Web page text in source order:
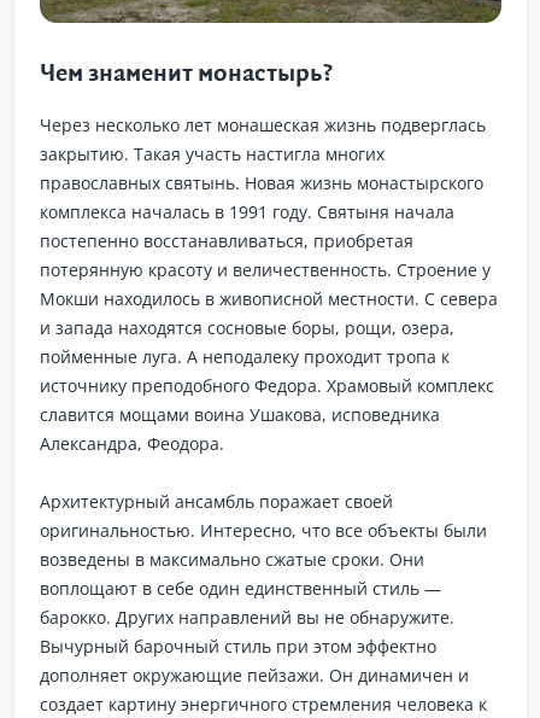
Чем знаменит монастырь?
Через несколько лет монашеская жизнь подверглась
закрытию. Такая участь настигла многих
православных святынь. Новая жизнь монастырского
комплекса началась в 1991 году. Святыня начала
постепенно восстанавливаться, приобретая
потерянную красоту и величественность. Строение у
Мокши находилось в живописной местности. С севера
и запада находятся сосновые боры, рощи, озера,
пойменные луга. А неподалеку проходит тропа к
источнику преподобного Федора. Храмовый комплекс
славится мощами воина Ушакова, исповедника
Александра, Феодора.
Архитектурный ансамбль поражает своей
оригинальностью. Интересно, что все объекты были
возведены в максимально сжатые сроки. Они
воплощают в себе один единственный стиль —
барокко. Других направлений вы не обнаружите.
Вычурный барочный стиль при этом эффектно
дополняет окружающие пейзажи. Он динамичен и
создает картину энергичного стремления человека к